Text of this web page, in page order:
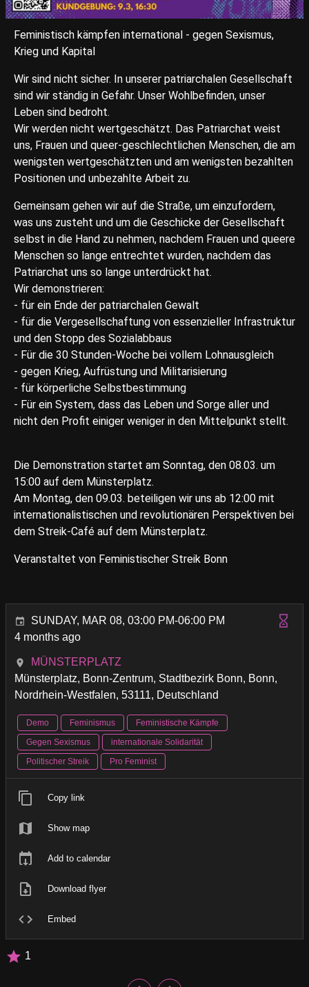
Feministisch kämpfen international - gegen Sexismus,
Krieg und Kapital
Wir sind nicht sicher. In unserer patriarchalen Gesellschaft
sind wir ständig in Gefahr. Unser Wohlbefinden, unser
Leben sind bedroht.
Wir werden nicht wertgeschätzt. Das Patriarchat weist
uns, Frauen und queer-geschlechtlichen Menschen, die am
wenigsten wertgeschätzten und am wenigsten bezahlten
Positionen und unbezahlte Arbeit zu.
Gemeinsam gehen wir auf die Straße, um einzufordern,
was uns zusteht und um die Geschicke der Gesellschaft
selbst in die Hand zu nehmen, nachdem Frauen und queere
Menschen so lange entrechtet wurden, nachdem das
Patriarchat uns so lange unterdrückt hat.
Wir demonstrieren:
- für ein Ende der patriarchalen Gewalt
- für die Vergesellschaftung von essenzieller Infrastruktur
und den Stopp des Sozialabbaus
- Für die 30 Stunden-Woche bei vollem Lohnausgleich
- gegen Krieg, Aufrüstung und Militarisierung
- für körperliche Selbstbestimmung
- Für ein System, dass das Leben und Sorge aller und
nicht den Profit einiger weniger in den Mittelpunkt stellt.
Die Demonstration startet am Sonntag, den 08.03. um
15:00 auf dem Münsterplatz.
Am Montag, den 09.03. beteiligen wir uns ab 12:00 mit
internationalistischen und revolutionären Perspektiven bei
dem Streik-Café auf dem Münsterplatz.
Veranstaltet von Feministischer Streik Bonn
SUNDAY, MAR 08, 03:00 PM-06:00 PM
4 months ago
MÜNSTERPLATZ
Münsterplatz, Bonn-Zentrum, Stadtbezirk Bonn, Bonn,
Nordrhein-Westfalen, 53111, Deutschland
Demo Feminismus
Feministische Kämpfe
Gegen Sexismus
internationale Solidarität
Politischer Streik
Pro Feminist
Copy link
Show map
Add to calendar
Download flyer
Embed
1